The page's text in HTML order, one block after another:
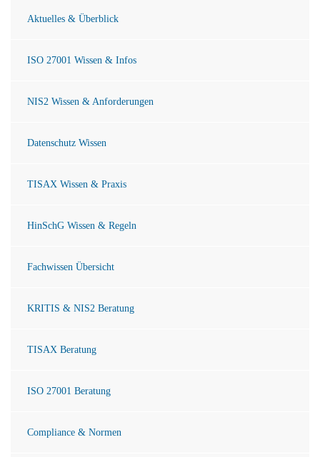
Aktuelles & Überblick
ISO 27001 Wissen & Infos
NIS2 Wissen & Anforderungen
Datenschutz Wissen
TISAX Wissen & Praxis
HinSchG Wissen & Regeln
Fachwissen Übersicht
KRITIS & NIS2 Beratung
TISAX Beratung
ISO 27001 Beratung
Compliance & Normen